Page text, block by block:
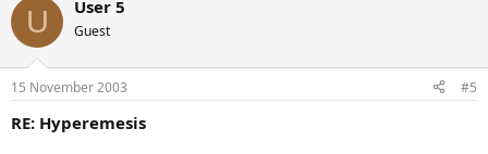
U User 5
Guest
15 November 2003 #5
RE: Hyperemesis